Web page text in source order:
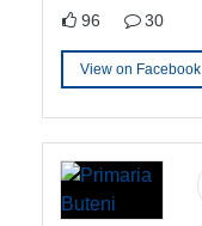
96 30
View on Facebook